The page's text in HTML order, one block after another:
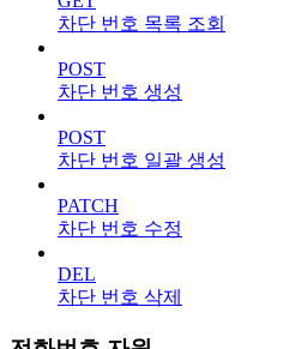
차단 번호 목록 조회
POST
차단 번호 생성
POST
차단 번호 일괄 생성
PATCH
차단 번호 수정
DEL
차단 번호 삭제